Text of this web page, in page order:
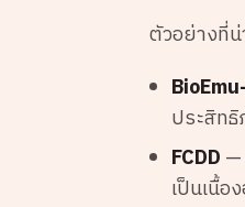
ตัวอย่างที่น่
ประสิทธิ
FCDD —
เป็นเนื้อ